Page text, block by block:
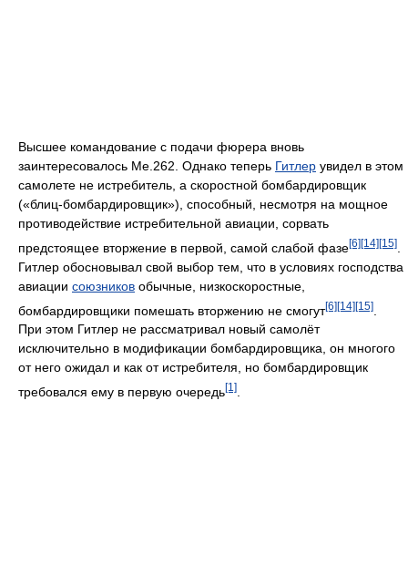
Высшее командование с подачи фюрера вновь
заинтересовалось Me.262. Однако теперь Гитлер увидел в этом
самолете не истребитель, а скоростной бомбардировщик
(«блиц-бомбардировщик»), способный, несмотря на мощное
противодействие истребительной авиации, сорвать
предстоящее вторжение в первой, самой слабой фазе[6][14][15]
Гитлер обосновывал свой выбор тем, что в условиях господства
авиации союзников обычные, низкоскоростные,
бомбардировщики помешать вторжению не смогут[6][14][15]
При этом Гитлер не рассматривал новый самолёт
исключительно в модификации бомбардировщика, он многого
от него ожидал и как от истребителя, но бомбардировщик
требовался ему в первую очередь[1]